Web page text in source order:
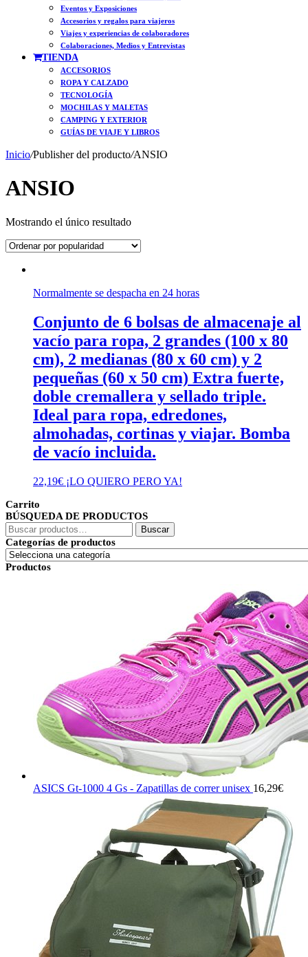
Eventos y Exposiciones
Accesorios y regalos para viajeros
Viajes y experiencias de colaboradores
Colaboraciones, Medios y Entrevistas
TIENDA
ACCESORIOS
ROPA Y CALZADO
TECNOLOGÍA
MOCHILAS Y MALETAS
CAMPING Y EXTERIOR
GUÍAS DE VIAJE Y LIBROS
Inicio/Publisher del producto/ANSIO
ANSIO
Mostrando el único resultado
Normalmente se despacha en 24 horas
Conjunto de 6 bolsas de almacenaje al
vacío para ropa, 2 grandes (100 x 80
cm), 2 medianas (80 x 60 cm) y 2
pequeñas (60 x 50 cm) Extra fuerte,
doble cremallera y sellado triple.
Ideal para ropa, edredones,
almohadas, cortinas y viajar. Bomba
de vacío incluida.
22,19€ ¡LO QUIERO PERO YA!
Carrito
BÚSQUEDA DE PRODUCTOS
Buscar
por:
Buscar
Categorías de productos
Productos
ASICS Gt-1000 4 Gs - Zapatillas de correr unisex 16,29€